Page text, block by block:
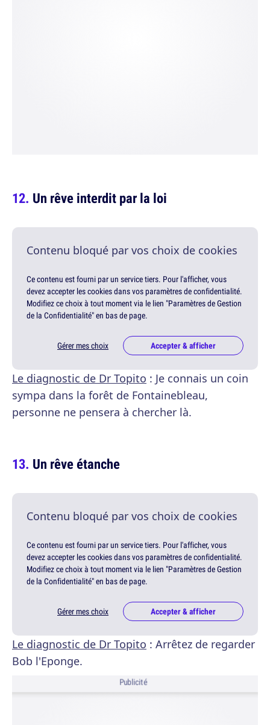
Un rêve interdit par la loi
Contenu bloqué par vos choix de cookies
Ce contenu est fourni par un service tiers. Pour l'afficher, vous
devez accepter les cookies dans vos paramètres de confidentialité.
Modifiez ce choix à tout moment via le lien "Paramètres de Gestion
de la Confidentialité" en bas de page.
Gérer mes choix Accepter & afficher
Le diagnostic de Dr Topito : Je connais un coin
sympa dans la forêt de Fontainebleau,
personne ne pensera à chercher là.
Un rêve étanche
Contenu bloqué par vos choix de cookies
Ce contenu est fourni par un service tiers. Pour l'afficher, vous
devez accepter les cookies dans vos paramètres de confidentialité.
Modifiez ce choix à tout moment via le lien "Paramètres de Gestion
de la Confidentialité" en bas de page.
Gérer mes choix Accepter & afficher
Le diagnostic de Dr Topito : Arrêtez de regarder
Bob l'Eponge.
Publicité